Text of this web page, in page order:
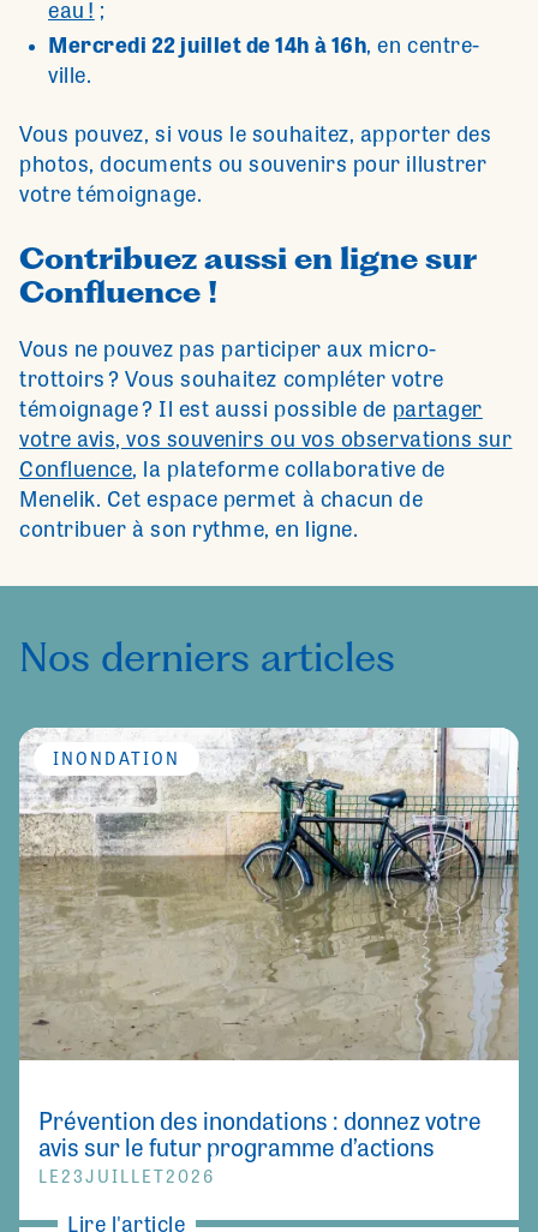
eau !;
Mercredi 22 juillet de 14h à 16h, en centre-
ville.
Vous pouvez, si vous le souhaitez, apporter des
photos, documents ou souvenirs pour illustrer
votre témoignage.
Contribuez aussi en ligne sur
Confluence !
Vous ne pouvez pas participer aux micro-
trottoirs ? Vous souhaitez compléter votre
témoignage ? Il est aussi possible de partager
votre avis, vos souvenirs ou vos observations sur
Confluence, la plateforme collaborative de
Menelik. Cet espace permet à chacun de
contribuer à son rythme, en ligne.
Nos derniers articles
INONDATION
Prévention des inondations : donnez votre
avis sur le futur programme d’actions
LE23JUILLET2026